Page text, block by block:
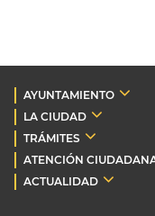
AYUNTAMIENTO
LA CIUDAD
TRÁMITES
ATENCIÓN
ACTUALIDAD